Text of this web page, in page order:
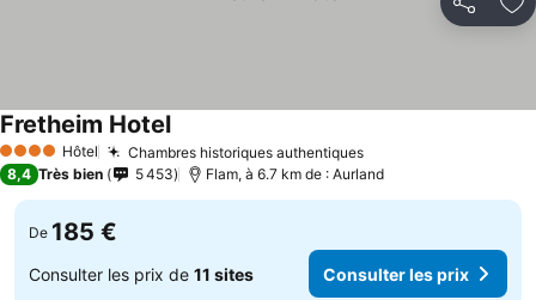
Partager
4 Étoiles Hôtel Chambres historiques authentiques
Fretheim Hotel
8,4 Très bien 5 453 Flam, à 6.7 km de : Aurland
De 185 €
Consulter les prix de 11 sites Consulter les prix